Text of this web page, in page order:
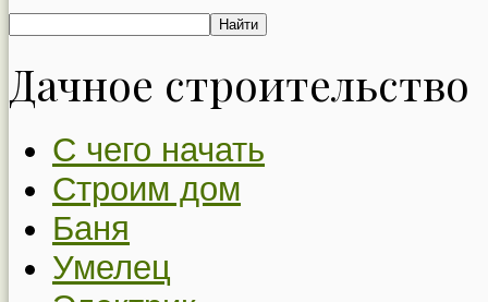
Дачное строительство
С чего начать
Строим дом
Баня
Умелец